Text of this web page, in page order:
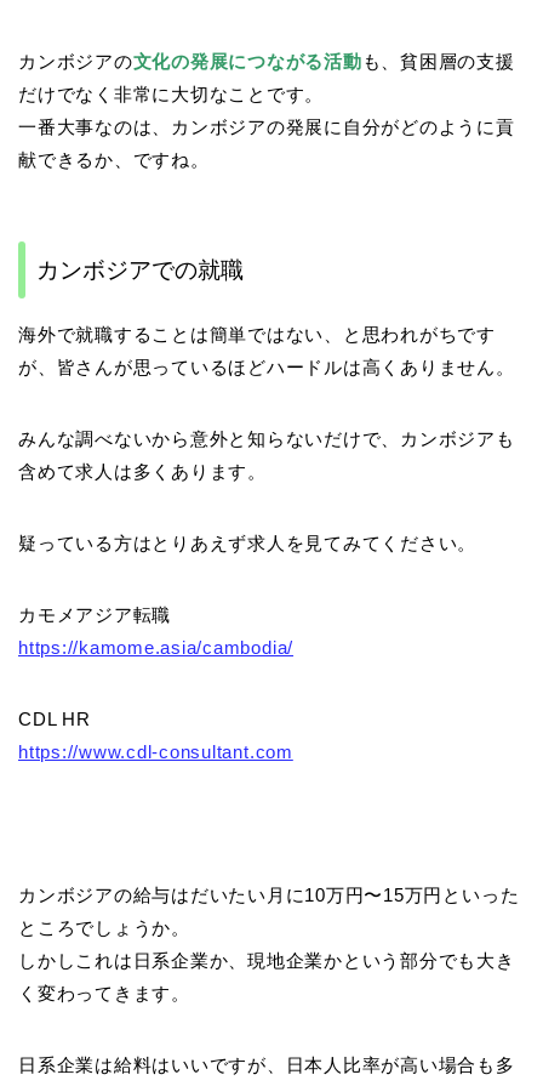
カンボジアの文化の発展につながる活動も、貧困層の支援
だけでなく非常に大切なことです。
一番大事なのは、カンボジアの発展に自分がどのように貢
献できるか、ですね。
カンボジアでの就職
海外で就職することは簡単ではない、と思われがちです
が、皆さんが思っているほどハードルは高くありません。
みんな調べないから意外と知らないだけで、カンボジアも
含めて求人は多くあります。
疑っている方はとりあえず求人を見てみてください。
カモメアジア転職
https://kamome.asia/cambodia/
CDL HR
https://www.cdl-consultant.com
カンボジアの給与はだいたい月に10万円〜15万円といった
ところでしょうか。
しかしこれは日系企業か、現地企業かという部分でも大き
く変わってきます。
日系企業は給料はいいですが、日本人比率が高い場合も多